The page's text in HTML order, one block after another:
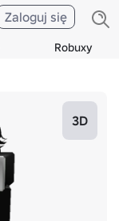
Robuxy
Zaloguj się
3D